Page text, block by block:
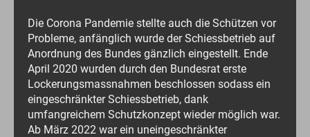
Die Corona Pandemie stellte auch die Schützen vor
Probleme, anfänglich wurde der Schiessbetrieb auf
Anordnung des Bundes gänzlich eingestellt. Ende
April 2020 wurden durch den Bundesrat erste
Lockerungsmassnahmen beschlossen sodass ein
eingeschränkter Schiessbetrieb, dank
umfangreichem Schutzkonzept wieder möglich war.
Ab März 2022 war ein uneingeschränkter